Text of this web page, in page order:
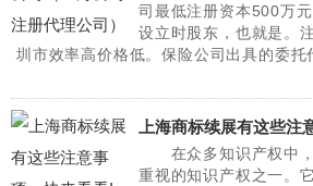
司最低注册资本500万
设立时股东，也就是。
圳市效率高价格低。保险公司出具的委托
上海商标续展有这些注
在众多知识产权中，
重视的知识产权之一。